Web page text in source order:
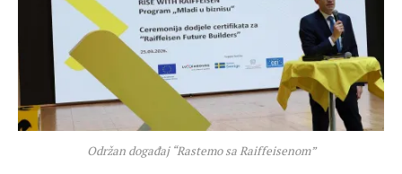
Održan događaj “Rastemo sa Raiffeisenom”